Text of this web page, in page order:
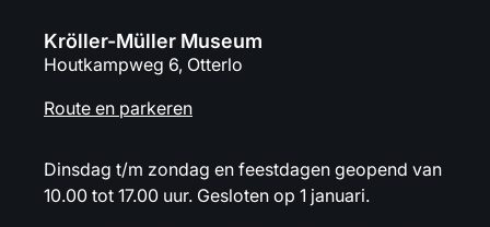
Kröller-Müller Museum
Houtkampweg 6, Otterlo
Route en parkeren
Dinsdag t/m zondag en feestdagen geopend van
10.00 tot 17.00 uur. Gesloten op 1 januari.